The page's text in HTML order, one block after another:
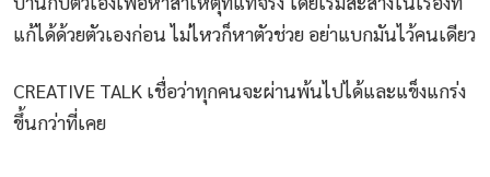
แก้ได้ด้วยตัวเองก่อน ไม่ไหวก็หาตัวช่วย อย่าแบกมันไว้คนเดียว
CREATIVE TALK เชื่อว่าทุกคนจะผ่านพ้นไปได้และแข็งแกร่ง
ขึ้นกว่าที่เคย